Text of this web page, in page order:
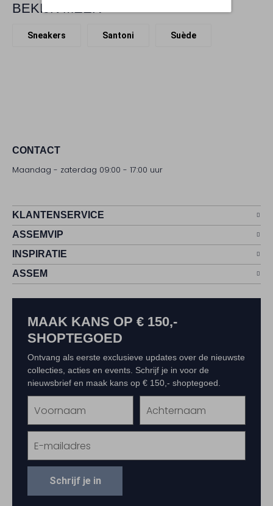
BEKIJK MEER
Sneakers Santoni Suède
CONTACT
Maandag - zaterdag 09:00 - 17:00 uur
KLANTENSERVICE
ASSEMVIP
INSPIRATIE
ASSEM
MAAK KANS OP € 150,-
SHOPTEGOED
Ontvang als eerste exclusieve updates over de nieuwste
collecties, acties en events. Schrijf je in voor de
nieuwsbrief en maak kans op € 150,- shoptegoed.
Schrijf je in